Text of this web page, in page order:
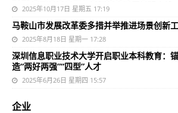
2025年10月17日 星期五 17:19
马鞍山市发展改革委多措并举推进场景创新
2025年8月18日 星期一 17:28
深圳信息职业技术大学开启职业本科教育：
造“两好两强”“四型”人才
2025年6月26日 星期四 15:57
企业